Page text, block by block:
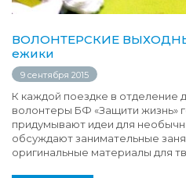
ВОЛОНТЕРСКИЕ
ежики
9 сентября 2015
К каждой поездке в отделение
волонтеры БФ «Защити жизнь»
придумывают идеи для
обсуждают занимательные
оригинальные материалы для